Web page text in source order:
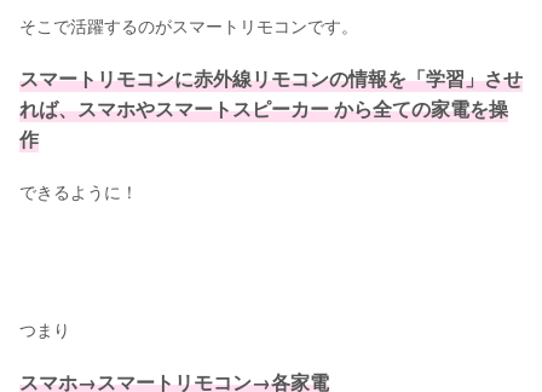
そこで活躍するのがスマートリモコンです。
スマートリモコンに赤外線リモコンの情報を「学習」させ
れば、スマホやスマートスピーカー から全ての家電を操
作
できるように！
つまり
スマホ→スマートリモコン→各家電